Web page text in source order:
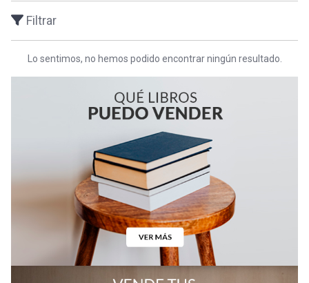
Filtrar
Lo sentimos, no hemos podido encontrar ningún resultado.